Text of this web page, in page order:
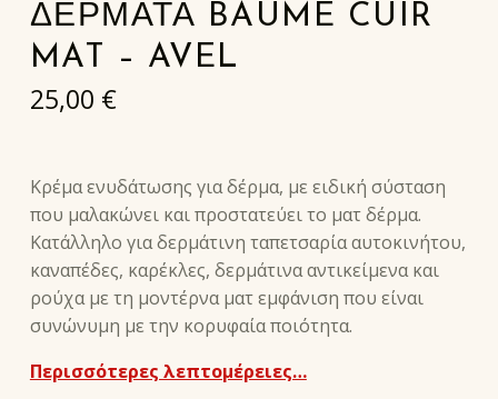
ΔΕΡΜΑΤΑ BAUME CUIR
MAT – AVEL
25,00 €
Κρέμα ενυδάτωσης για δέρμα, με ειδική σύσταση
που μαλακώνει και προστατεύει το ματ δέρμα.
Κατάλληλο για δερμάτινη ταπετσαρία αυτοκινήτου,
καναπέδες, καρέκλες, δερμάτινα αντικείμενα και
ρούχα με τη μοντέρνα ματ εμφάνιση που είναι
συνώνυμη με την κορυφαία ποιότητα.
Περισσότερες λεπτομέρειες…